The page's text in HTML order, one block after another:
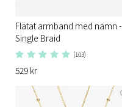
Flätat armband med namn -
Single Braid
(103)
529 kr